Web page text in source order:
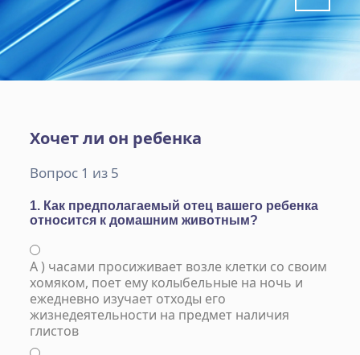
Хочет ли он ребенка
Вопрос 1 из 5
1. Как предполагаемый отец вашего ребенка
относится к домашним животным?
А ) часами просиживает возле клетки со своим
хомяком, поет ему колыбельные на ночь и
ежедневно изучает отходы его
жизнедеятельности на предмет наличия
глистов